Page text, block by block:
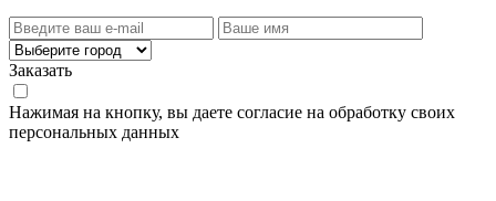
Заказать
Нажимая на кнопку, вы даете согласие на обработку своих
персональных данных